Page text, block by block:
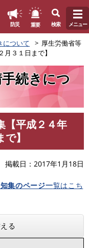
防災 重要 検索 メニュー
について
厚生労働省等
３１日まで】
続きにつ
【平成２４年
】
掲載日 2017年1月18日
集のページ一覧はこち
る